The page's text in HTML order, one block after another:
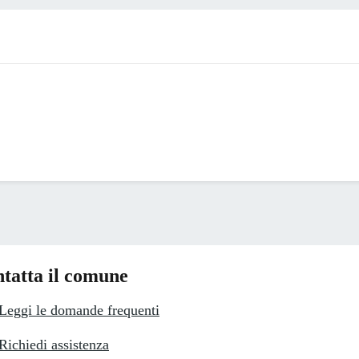
il comune
le domande frequenti
assistenza